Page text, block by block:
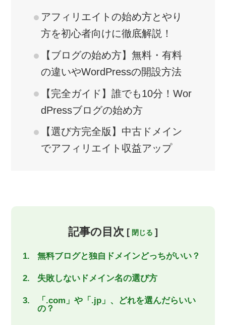
アフィリエイトの始め方とやり
方を初心者向けに徹底解説！
【ブログの始め方】無料・有料
の違いやWordPressの開設方法
【完全ガイド】誰でも10分！Wor
dPressブログの始め方
【選び方完全版】中古ドメイン
でアフィリエイト収益アップ
記事の目次 [ ]
無料ブログと独自ドメインどっちがいい？
失敗しないドメイン名の選び方
「.com」や「.jp」、どれを選んだらいい
の？